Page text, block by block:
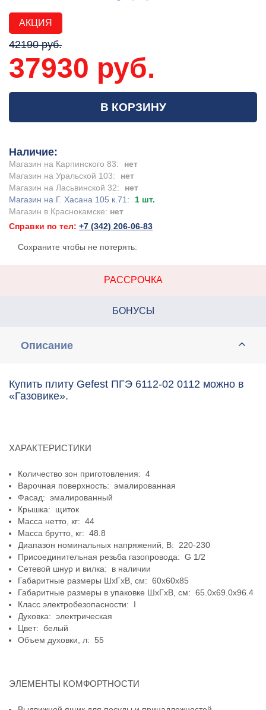
АКЦИЯ
42190 руб.
37930 руб.
В КОРЗИНУ
Наличие:
Магазин на Карпинского 83:
нет
Магазин на Уральской 103:
нет
Магазин на Ласьвинской 32:
нет
Магазин на Г. Хасана 105 к.71:
1 шт.
Магазин в Краснокамске: нет
Справки по тел: +7 (342) 206-06-83
Сохраните чтобы не потерять:
РАССРОЧКА
БОНУСЫ
Описание
Купить плиту Gefest ПГЭ 6112-02 0112 можно в
«Газовике».
ХАРАКТЕРИСТИКИ
Количество зон приготовления: 4
Варочная поверхность: эмалированная
Фасад: эмалированный
Крышка: щиток
Масса нетто, кг: 44
Масса брутто, кг: 48.8
Диапазон номинальных напряжений, В: 220-230
Присоединительная резьба газопровода: G 1/2
Сетевой шнур и вилка: в наличии
Габаритные размеры ШхГхВ, см: 60x60x85
Габаритные размеры в упаковке ШхГхВ, см: 65.0x69.0x96.4
Класс электробезопасности: I
Духовка: электрическая
Цвет: белый
Объем духовки, л: 55
ЭЛЕМЕНТЫ КОМФОРТНОСТИ